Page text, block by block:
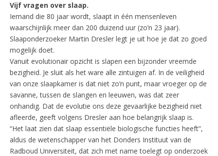
Vijf vragen over slaap.
Iemand die 80 jaar wordt, slaapt in één mensenleven
waarschijnlijk meer dan 200 duizend uur (zo’n 23 jaar).
Slaaponderzoeker Martin Dresler legt je uit hoe je dat zo goed
mogelijk doet.
Vanuit evolutionair opzicht is slapen een bijzonder vreemde
bezigheid. Je sluit als het ware alle zintuigen af. In de veiligheid
van onze slaapkamer is dat niet zo’n punt, maar vroeger op de
savanne, tussen de slangen en leeuwen, was dat zeer
onhandig. Dat de evolutie ons deze gevaarlijke bezigheid niet
afleerde, geeft volgens Dresler aan hoe belangrijk slaap is.
“Het laat zien dat slaap essentiële biologische functies heeft”,
aldus de wetenschapper van het Donders Instituut van de
Radboud Universiteit, dat zich met name toelegt op onderzoek